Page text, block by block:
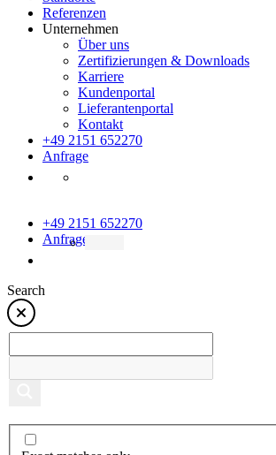
Referenzen
Unternehmen
Über uns
Zertifizierungen & Downloads
Karriere
Kundenportal
Lieferantenportal
Kontakt
+49 2151 652270
Anfrage
+49 2151 652270
Anfrage
Search